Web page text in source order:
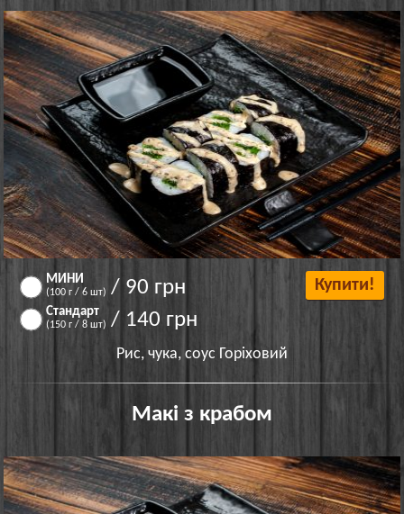
МИНИ
(100 г / 6 шт) / 90 грн
Стандарт
(150 г / 8 шт) / 140 грн
Купити!
Рис, чука, соус Горіховий
Макі з крабом